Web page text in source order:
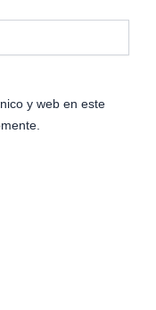
y web en este